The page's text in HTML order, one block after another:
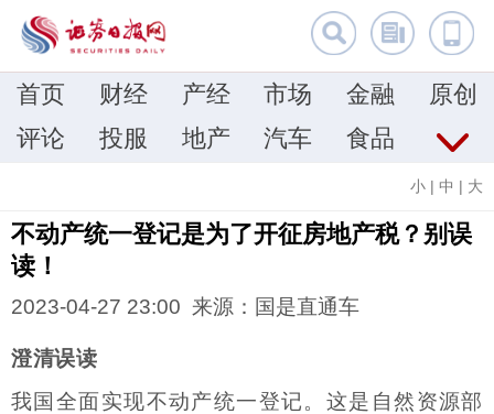
首页 财经 产经 市场 金融
原创
评论
投服 地产 汽车 食品
小 | 中 | 大
不动产统一登记是为了开征房地产税？别误
读！
2023-04-27 23:00 来源：国是直通车
澄清误读
我国全面实现不动产统一登记。这是自然资源部